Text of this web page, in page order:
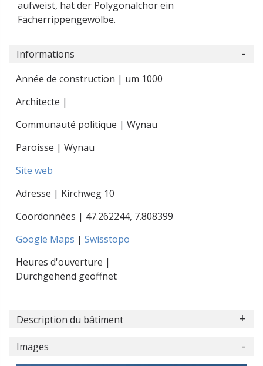
aufweist, hat der Polygonalchor ein
Fächerrippengewölbe.
Informations
Année de construction | um 1000
Architecte |
Communauté politique | Wynau
Paroisse | Wynau
Site web
Adresse | Kirchweg 10
Coordonnées | 47.262244, 7.808399
Google Maps | Swisstopo
Heures d'ouverture |
Durchgehend geöffnet
Description du bâtiment
Images